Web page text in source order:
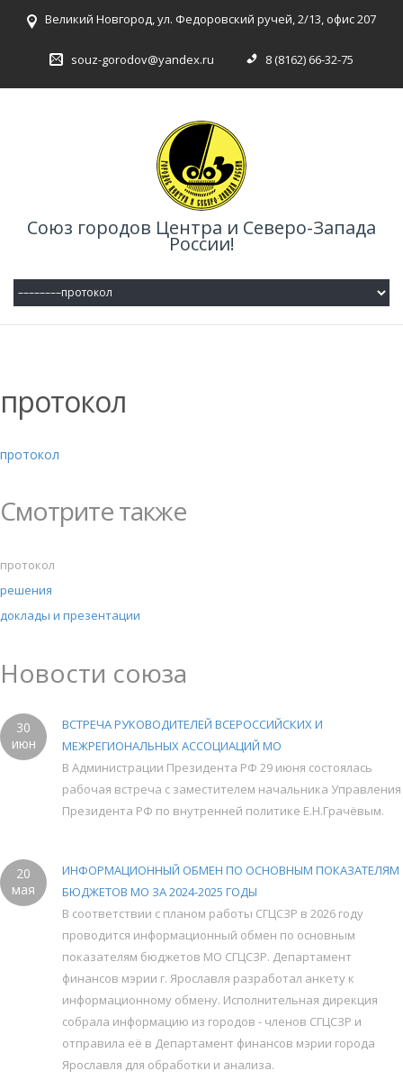
Великий Новгород, ул. Федоровский ручей, 2/13, офис 207
souz-gorodov@yandex.ru 8 (8162) 66-32-75
Союз городов Центра и Северо-Запада
России!
протокол
протокол
Смотрите также
протокол
решения
доклады и презентации
Новости союза
30
июн
ВСТРЕЧА РУКОВОДИТЕЛЕЙ ВСЕРОССИЙСКИХ И
МЕЖРЕГИОНАЛЬНЫХ АССОЦИАЦИЙ МО
В Администрации Президента РФ 29 июня состоялась
рабочая встреча с заместителем начальника Управления
Президента РФ по внутренней политике Е.Н.Грачёвым.
20
мая
ИНФОРМАЦИОННЫЙ ОБМЕН ПО ОСНОВНЫМ ПОКАЗАТЕЛЯМ
БЮДЖЕТОВ МО ЗА 2024-2025 ГОДЫ
В соответствии с планом работы СГЦСЗР в 2026 году
проводится информационный обмен по основным
показателям бюджетов МО СГЦСЗР. Департамент
финансов мэрии г. Ярославля разработал анкету к
информационному обмену. Исполнительная дирекция
собрала информацию из городов - членов СГЦСЗР и
отправила её в Департамент финансов мэрии города
Ярославля для обработки и анализа.